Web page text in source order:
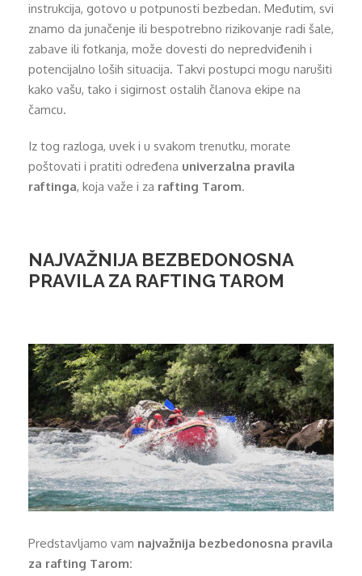
instrukcija, gotovo u potpunosti bezbedan. Međutim, svi
znamo da junačenje ili bespotrebno rizikovanje radi šale,
zabave ili fotkanja, može dovesti do nepredviđenih i
potencijalno loših situacija. Takvi postupci mogu narušiti
kako vašu, tako i sigirnost ostalih članova ekipe na
čamcu.
Iz tog razloga, uvek i u svakom trenutku, morate
poštovati i pratiti određena univerzalna pravila
raftinga, koja važe i za rafting Tarom.
NAJVAŽNIJA BEZBEDONOSNA
PRAVILA ZA RAFTING TAROM
Predstavljamo vam najvažnija bezbedonosna pravila
za rafting Tarom: